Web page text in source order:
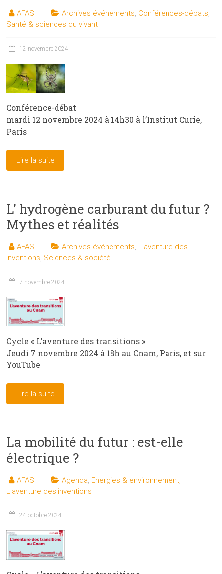
AFAS Archives événements, Conférences-débats,
Santé & sciences du vivant
12 novembre 2024
Conférence-débat
mardi 12 novembre 2024 à 14h30 à l’Institut Curie,
Paris
Lire la suite
L’ hydrogène carburant du futur ?
Mythes et réalités
AFAS Archives événements, L'aventure des
inventions, Sciences & société
7 novembre 2024
Cycle « L’aventure des transitions »
Jeudi 7 novembre 2024 à 18h au Cnam, Paris, et sur
YouTube
Lire la suite
La mobilité du futur : est-elle
électrique ?
AFAS Agenda Energies & environnement
L'aventure des inventions
24 octobre 2024